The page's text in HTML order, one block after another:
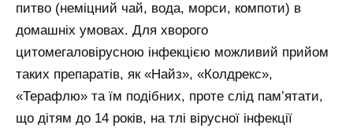
питво (неміцний чай, вода, морси, компоти) в
домашніх умовах. Для хворого
цитомегаловірусною інфекцією можливий прийом
таких препаратів, як «Найз», «Колдрекс»,
«Терафлю» та їм подібних, проте слід пам’ятати,
що дітям до 14 років, на тлі вірусної інфекції